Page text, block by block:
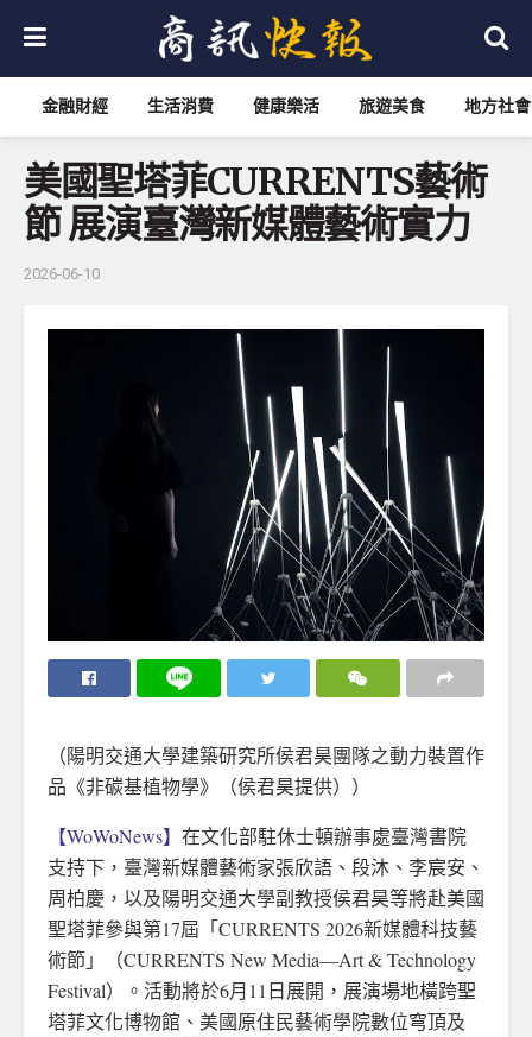
金融財經 生活消費 健康樂活 旅遊美食 地方社會
美國聖塔菲CURRENTS藝術
節 展演臺灣新媒體藝術實力
2026-06-10
（陽明交通大學建築研究所侯君昊團隊之動力裝置作
品《非碳基植物學》（侯君昊提供））
【WoWoNews】 在文化部駐休士頓辦事處臺灣書院
支持下，臺灣新媒體藝術家張欣語、段沐、李宸安、
周柏慶，以及陽明交通大學副教授侯君昊等將赴美國
聖塔菲參與第17屆「CURRENTS 2026新媒體科技藝
術節」（CURRENTS New Media—Art & Technology
Festival）。活動將於6月11日展開，展演場地橫跨聖
塔菲文化博物館、美國原住民藝術學院數位穹頂及